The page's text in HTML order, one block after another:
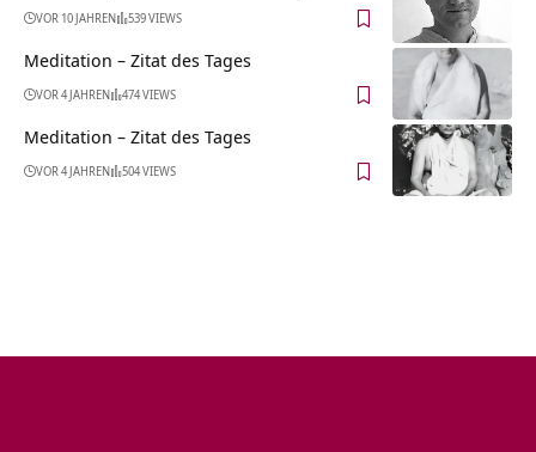
VOR 10 JAHREN 539 VIEWS
Meditation – Zitat des Tages
VOR 4 JAHREN 474 VIEWS
Meditation – Zitat des Tages
VOR 4 JAHREN 504 VIEWS